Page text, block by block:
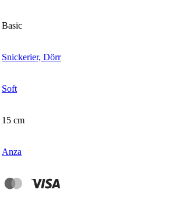
Basic
Snickerier, Dörr
Soft
15 cm
Anza